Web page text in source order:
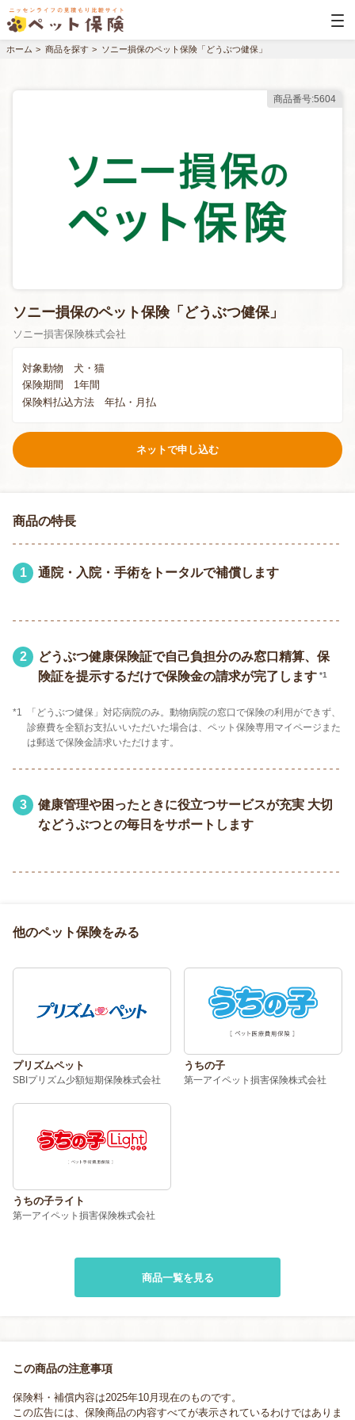
ホーム 商品を探す ソニー損保のペット保険「どうぶつ健保」
商品番号:5604
ソニー損保のペット保険「どうぶつ健保」
ソニー損害保険株式会社
対象動物
犬・猫
保険期間
1年間
保険料払込方法
年払・月払
ネットで申し込む
商品の特長
1 通院・入院・手術をトータルで補償します
2
どうぶつ健康保険証で自己負担分のみ窓口精算、保
険証を提示するだけで保険金の請求が完了します *1
*1
「どうぶつ健保」対応病院のみ。動物病院の窓口で保険の利用ができず、
診療費を全額お支払いいただいた場合は、ペット保険専用マイページまた
は郵送で保険金請求いただけます。
3
健康管理や困ったときに役立つサービスが充実 大切
などうぶつとの毎日をサポートします
他のペット保険をみる
プリズムペット
SBIプリズム少額短期保険株式会社
うちの子
第一アイペット損害保険株式会社
うちの子ライト
第一アイペット損害保険株式会社
商品一覧を見る
この商品の注意事項
保険料・補償内容は2025年10月現在のものです。
この広告には、保険商品の内容すべてが表示されているわけではありま